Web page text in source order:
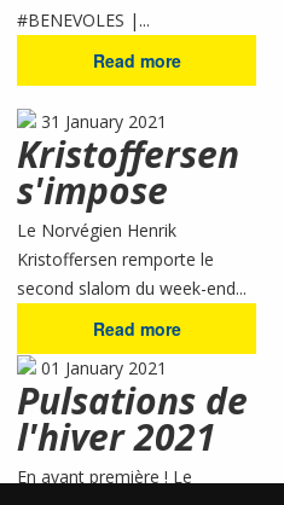
#BENEVOLES |...
Read more
31 January 2021
Kristoffersen
s'impose
Le Norvégien Henrik
Kristoffersen remporte le
second slalom du week-end...
Read more
01 January 2021
Pulsations de
l'hiver 2021
En avant première ! Le